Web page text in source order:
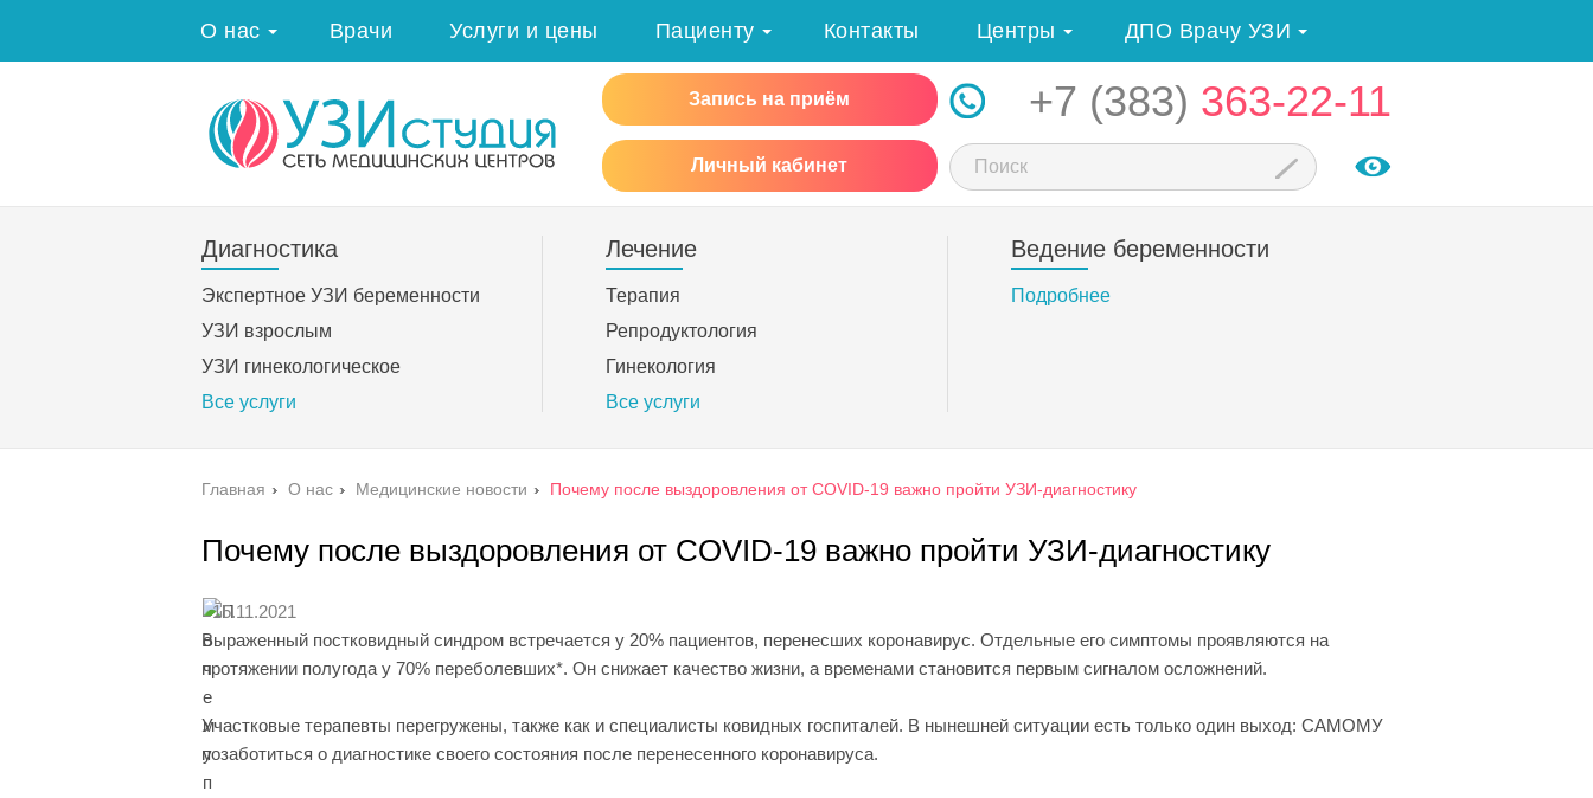
О нас Врачи Услуги и цены Пациенту Контакты Центры ДПО Врачу УЗИ
Запись на приём +7 (383) 363-22-11
Личный кабинет
Диагностика
Экспертное УЗИ беременности
УЗИ взрослым
УЗИ гинекологическое
Все услуги
Лечение
Терапия
Репродуктология
Гинекология
Все услуги
Ведение беременности
Подробнее
Главная › О нас › Медицинские новости › Почему после выздоровления от COVID-19 важно пройти УЗИ-диагностику
Почему после выздоровления от COVID-19 важно пройти УЗИ-диагностику
15.11.2021
Выраженный постковидный синдром встречается у 20% пациентов, перенесших коронавирус. Отдельные его симптомы проявляются на
протяжении полугода у 70% переболевших*. Он снижает качество жизни, а временами становится первым сигналом осложнений.
Участковые терапевты перегружены, также как и специалисты ковидных госпиталей. В нынешней ситуации есть только один выход: САМОМУ
позаботиться о диагностике своего состояния после перенесенного коронавируса.